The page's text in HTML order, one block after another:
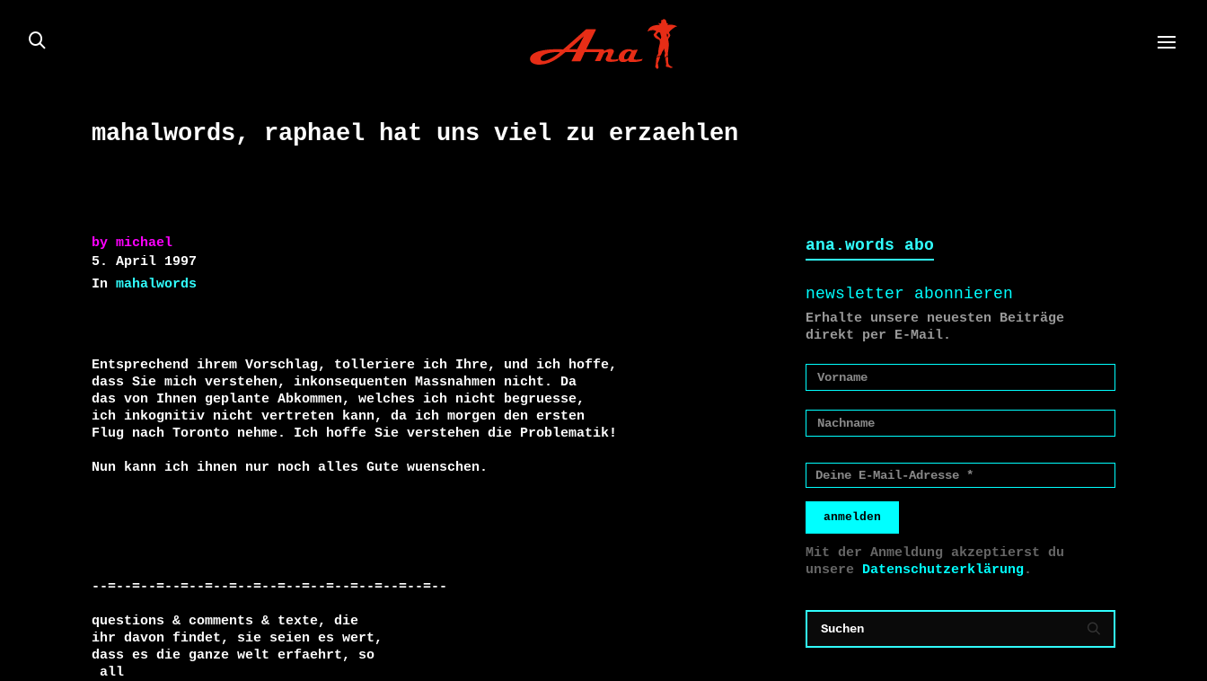
mahalwords, raphael hat uns viel zu erzaehlen
by michael
5. April 1997
In mahalwords
Entsprechend ihrem Vorschlag, tolleriere ich Ihre, und ich hoffe,
dass Sie mich verstehen, inkonsequenten Massnahmen nicht. Da
das von Ihnen geplante Abkommen, welches ich nicht begruesse,
ich inkognitiv nicht vertreten kann, da ich morgen den ersten
Flug nach Toronto nehme. Ich hoffe Sie verstehen die Problematik!
Nun kann ich ihnen nur noch alles Gute wuenschen.
--=--=--=--=--=--=--=--=--=--=--=--=--=--=--
questions & comments & texte, die
ihr davon findet, sie seien es wert,
ana.words abo
newsletter abonnieren
Erhalte unsere neuesten Beiträge
direkt per E-Mail.
anmelden
Mit der Anmeldung akzeptierst du
unsere Datenschutzerklärung.